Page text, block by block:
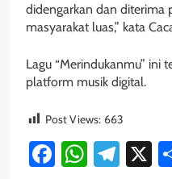
didengarkan dan diterima
masyarakat luas,” kata
Lagu “Merindukanmu” ini
platform musik digital.
Post Views: 663
FacebookX